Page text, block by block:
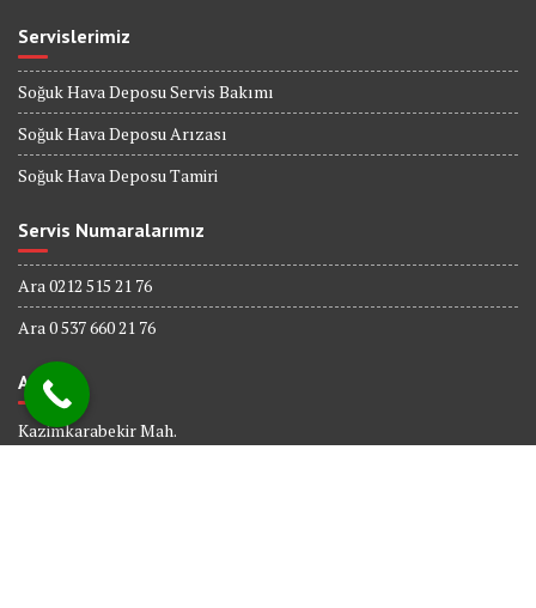
Servislerimiz
Soğuk Hava Deposu Servis Bakımı
Soğuk Hava Deposu Arızası
Soğuk Hava Deposu Tamiri
Servis Numaralarımız
Ara 0212 515 21 76
Ara 0 537 660 21 76
Adres
Kazimkarabekir Mah.